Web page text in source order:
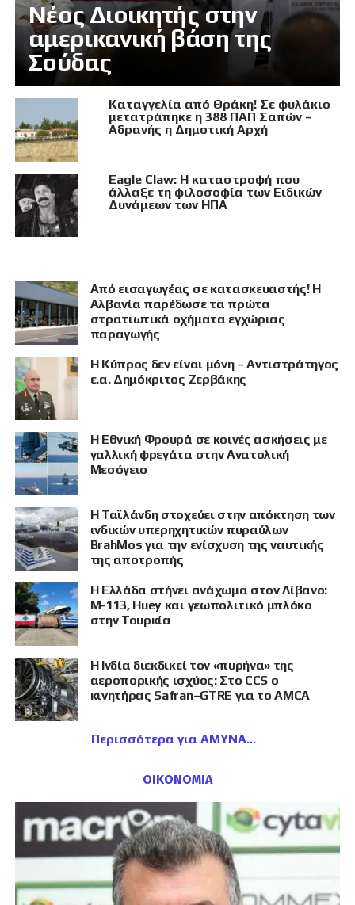
Νέος Διοικητής στην
αμερικανική βάση της
Σούδας
Καταγγελία από Θράκη! Σε φυλάκιο
μετατράπηκε η 388 ΠΑΠ Σαπών –
Αδρανής η Δημοτική Αρχή
Eagle Claw: Η καταστροφή που
άλλαξε τη φιλοσοφία των Ειδικών
Δυνάμεων των ΗΠΑ
Από εισαγωγέας σε κατασκευαστής! Η
Αλβανία παρέδωσε τα πρώτα
στρατιωτικά οχήματα εγχώριας
παραγωγής
Η Κύπρος δεν είναι μόνη – Αντιστράτηγος
ε.α. Δημόκριτος Ζερβάκης
Η Εθνική Φρουρά σε κοινές ασκήσεις με
γαλλική φρεγάτα στην Ανατολική
Μεσόγειο
Η Ταϊλάνδη στοχεύει στην απόκτηση των
ινδικών υπερηχητικών πυραύλων
BrahMos για την ενίσχυση της ναυτικής
της αποτροπής
Η Ελλάδα στήνει ανάχωμα στον Λίβανο:
M-113, Huey και γεωπολιτικό μπλόκο
στην Τουρκία
Η Ινδία διεκδικεί τον «πυρήνα» της
αεροπορικής ισχύος: Στο CCS ο
κινητήρας Safran–GTRE για το AMCA
Περισσότερα για ΑΜΥΝΑ
ΟΙΚΟΝΟΜΙΑ